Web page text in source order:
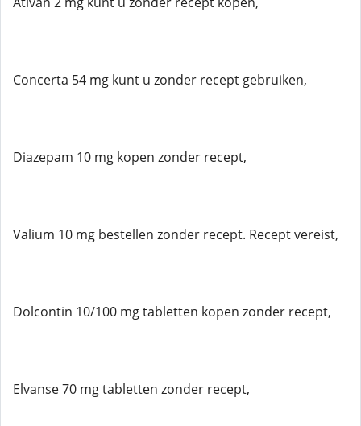
Concerta 54 mg kunt u zonder recept gebruiken,
Diazepam 10 mg kopen zonder recept,
Valium 10 mg bestellen zonder recept. Recept vereist,
Dolcontin 10/100 mg tabletten kopen zonder recept,
Elvanse 70 mg tabletten zonder recept,